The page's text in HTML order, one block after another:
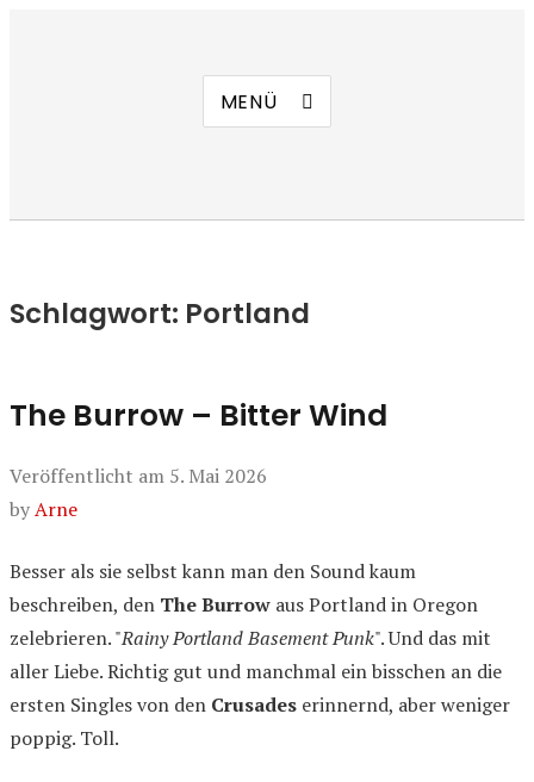
Manierenversagen
MENÜ
Schlagwort: Portland
The Burrow – Bitter Wind
Veröffentlicht am 5. Mai 2026
byArne
Besser als sie selbst kann man den Sound kaum
beschreiben, den The Burrow aus Portland in Oregon
zelebrieren. "Rainy Portland Basement Punk". Und das mit
aller Liebe. Richtig gut und manchmal ein bisschen an die
ersten Singles von den Crusades erinnernd, aber weniger
poppig. Toll.